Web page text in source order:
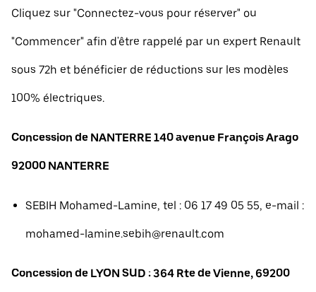
Cliquez sur "Connectez-vous pour réserver" ou
"Commencer" afin d'être rappelé par un expert Renault
sous 72h et bénéficier de réductions sur les modèles
100% électriques.
Concession de NANTERRE 140 avenue François Arago
92000 NANTERRE
SEBIH Mohamed-Lamine, tel : 06 17 49 05 55, e-mail :
mohamed-lamine.sebih@renault.com
Concession de LYON SUD : 364 Rte de Vienne, 69200